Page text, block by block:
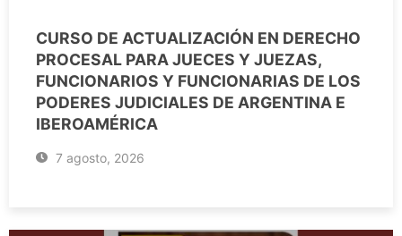
CURSO DE ACTUALIZACIÓN EN DERECHO
PROCESAL PARA JUECES Y JUEZAS,
FUNCIONARIOS Y FUNCIONARIAS DE LOS
PODERES JUDICIALES DE ARGENTINA E
IBEROAMÉRICA
7 agosto, 2026